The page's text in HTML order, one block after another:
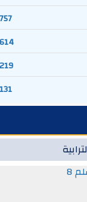
757
614
219
131